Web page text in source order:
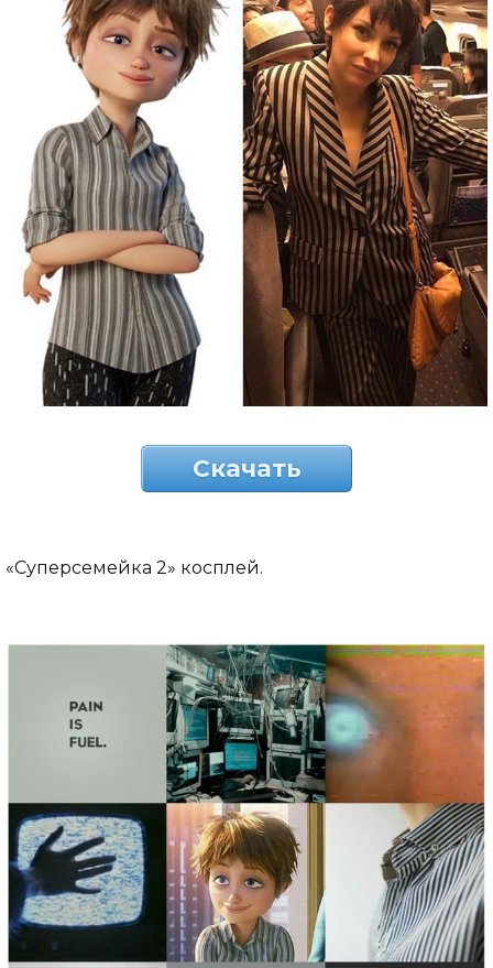
Скачать
«Суперсемейка 2» косплей.